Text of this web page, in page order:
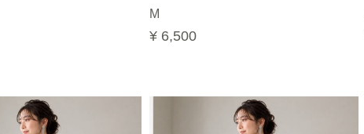
M
¥ 6,500